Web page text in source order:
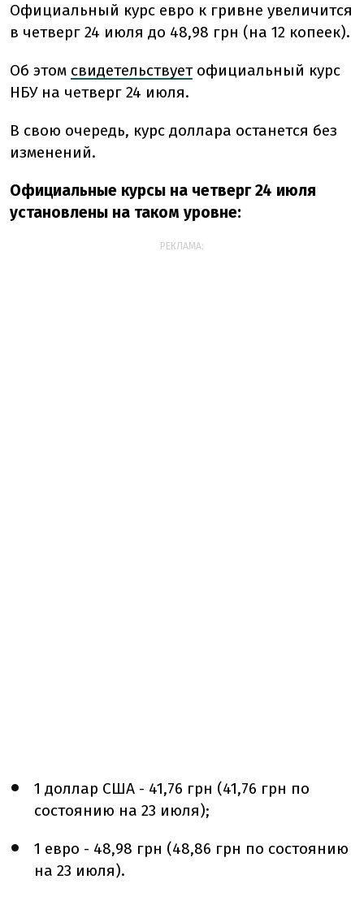
Официальный курс евро к гривне увеличится
в четверг 24 июля до 48,98 грн (на 12 копеек).
Об этом свидетельствует официальный курс
НБУ на четверг 24 июля.
В свою очередь, курс доллара останется без
изменений.
Официальные курсы на четверг 24 июля
установлены на таком уровне:
РЕКЛАМА:
1 доллар США - 41,76 грн (41,76 грн по
состоянию на 23 июля);
1 евро - 48,98 грн (48,86 грн по состоянию
на 23 июля).